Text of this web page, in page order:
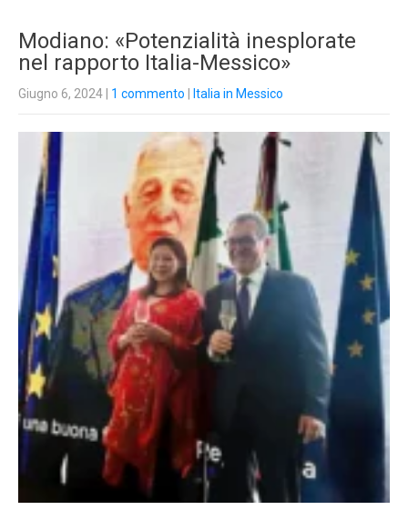
Modiano: «Potenzialità inesplorate
nel rapporto Italia-Messico»
Giugno 6, 2024 1 commento Italia in Messico